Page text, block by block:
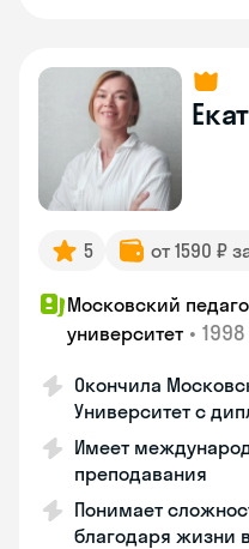
5 от 1590 ₽
Московский
университет • 1998
Окончила
Университет с
Имеет
преподавания
Понимает
благодаря жизни